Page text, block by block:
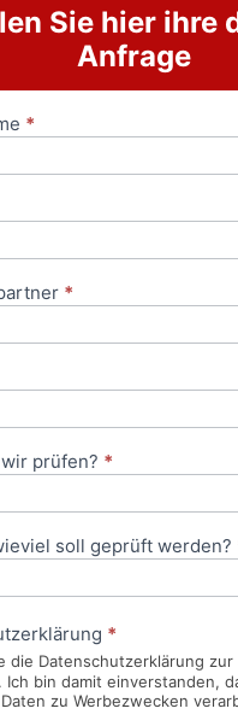
Sie hier ihre
Anfrage
*
*
prüfen? *
soll geprüft werden?
*
die Datenschutzerklärung zur
Ich bin damit einverstanden,
zu Werbezwecken